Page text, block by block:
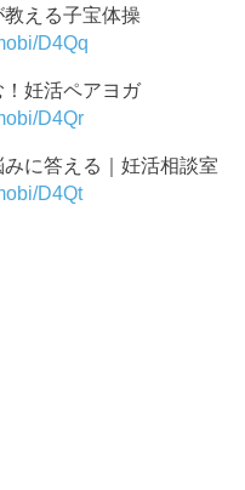
える子宝体操
D4Qq
妊活ペアヨガ
D4Qr
に答える｜妊活相談室
D4Qt